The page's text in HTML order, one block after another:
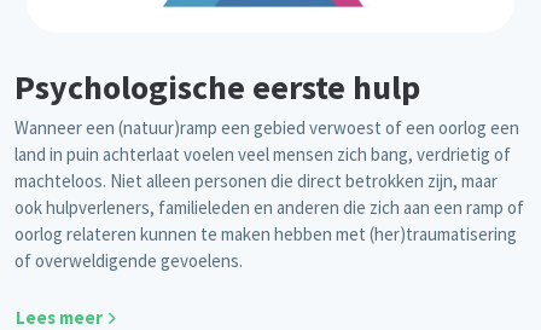
Psychologische eerste hulp
Wanneer een (natuur)ramp een gebied verwoest of een oorlog een
land in puin achterlaat voelen veel mensen zich bang, verdrietig of
machteloos. Niet alleen personen die direct betrokken zijn, maar
ook hulpverleners, familieleden en anderen die zich aan een ramp of
oorlog relateren kunnen te maken hebben met (her)traumatisering
of overweldigende gevoelens.
Lees meer